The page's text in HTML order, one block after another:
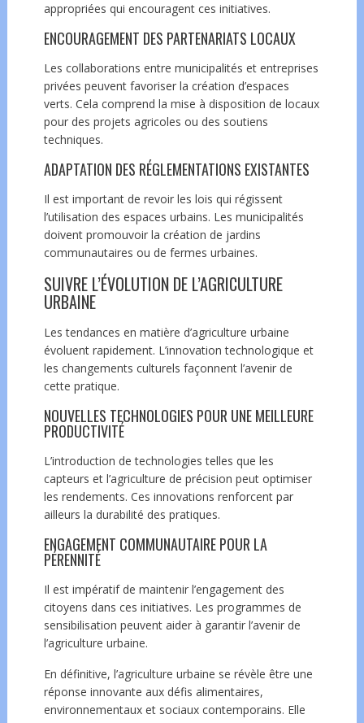
appropriées qui encouragent ces initiatives.
ENCOURAGEMENT DES PARTENARIATS LOCAUX
Les collaborations entre municipalités et entreprises
privées peuvent favoriser la création d’espaces
verts. Cela comprend la mise à disposition de locaux
pour des projets agricoles ou des soutiens
techniques.
ADAPTATION DES RÉGLEMENTATIONS EXISTANTES
Il est important de revoir les lois qui régissent
l’utilisation des espaces urbains. Les municipalités
doivent promouvoir la création de jardins
communautaires ou de fermes urbaines.
SUIVRE L’ÉVOLUTION DE L’AGRICULTURE
URBAINE
Les tendances en matière d’agriculture urbaine
évoluent rapidement. L’innovation technologique et
les changements culturels façonnent l’avenir de
cette pratique.
NOUVELLES TECHNOLOGIES POUR UNE MEILLEURE
PRODUCTIVITÉ
L’introduction de technologies telles que les
capteurs et l’agriculture de précision peut optimiser
les rendements. Ces innovations renforcent par
ailleurs la durabilité des pratiques.
ENGAGEMENT COMMUNAUTAIRE POUR LA
PÉRENNITÉ
Il est impératif de maintenir l’engagement des
citoyens dans ces initiatives. Les programmes de
sensibilisation peuvent aider à garantir l’avenir de
l’agriculture urbaine.
En définitive, l’agriculture urbaine se révèle être une
réponse innovante aux défis alimentaires,
environnementaux et sociaux contemporains. Elle